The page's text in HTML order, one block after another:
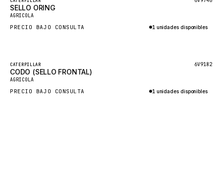
CLARK
JLC
KOBELCO
Nuevo
SELLO ORING
AGRICOLA
PRECIO BAJO CONSULTA 1 unidades disponibles
Destacado
Nuevo
CATERPILLAR 6V9182
CODO (SELLO FRONTAL)
AGRICOLA
PRECIO BAJO CONSULTA 1 unidades disponibles